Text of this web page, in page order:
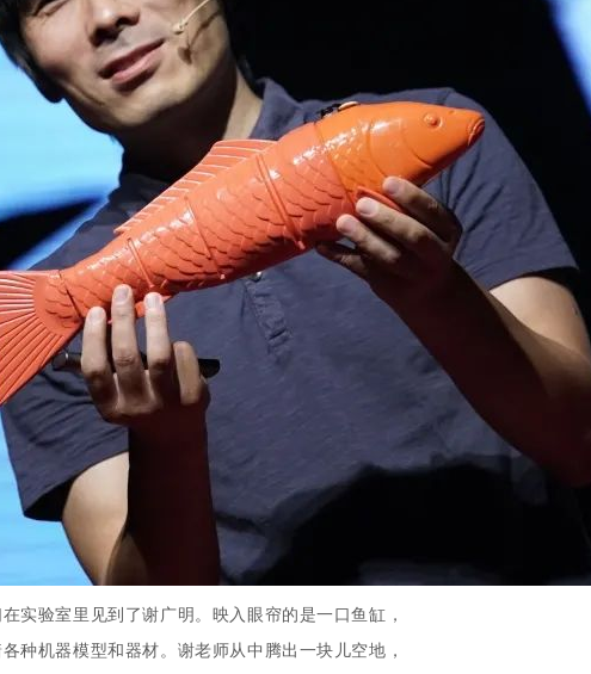
实验室里见到了谢广明。映入眼帘的是一口鱼缸，
种机器模型和器材。谢老师从中腾出一块儿空地，